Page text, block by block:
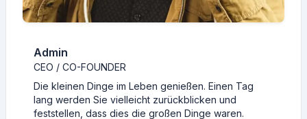
Admin
CEO / CO-FOUNDER
Die kleinen Dinge im Leben genießen. Einen Tag
lang werden Sie vielleicht zurückblicken und
feststellen, dass dies die großen Dinge waren.